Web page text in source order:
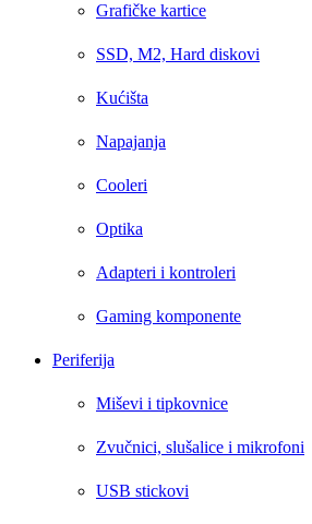
Grafičke kartice
SSD, M2, Hard diskovi
Kućišta
Napajanja
Cooleri
Optika
Adapteri i kontroleri
Gaming komponente
Periferija
Miševi i tipkovnice
Zvučnici, slušalice i mikrofoni
USB stickovi